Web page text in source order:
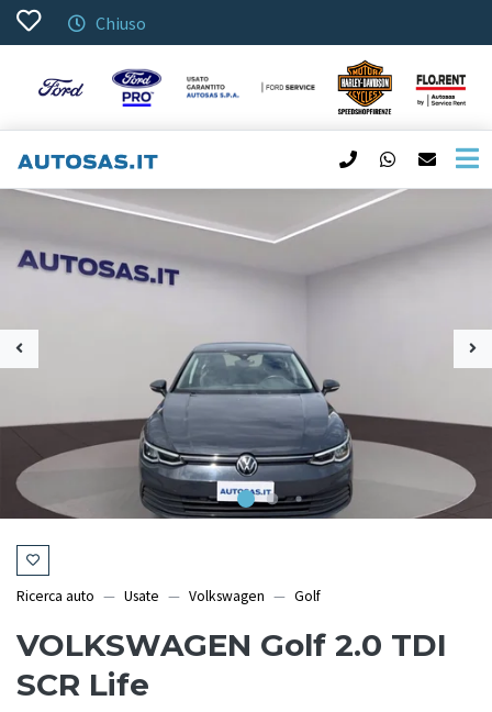
Chiuso
Ricerca auto Usate Volkswagen Golf
VOLKSWAGEN Golf 2.0 TDI
SCR Life